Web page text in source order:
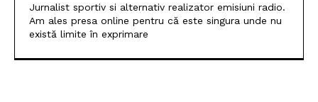
Jurnalist sportiv si alternativ realizator emisiuni radio.
Am ales presa online pentru că este singura unde nu
există limite în exprimare